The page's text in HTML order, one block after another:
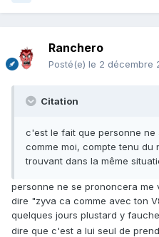
Ranchero
Posté(e) le 2 décembre
Citation
c'est le fait que personne
comme moi, compte tenu du
trouvant dans la même
personne ne se prononcera me
dire "zyva ca comme avec ton
quelques jours plustard y
dire que c'est a lui seul de